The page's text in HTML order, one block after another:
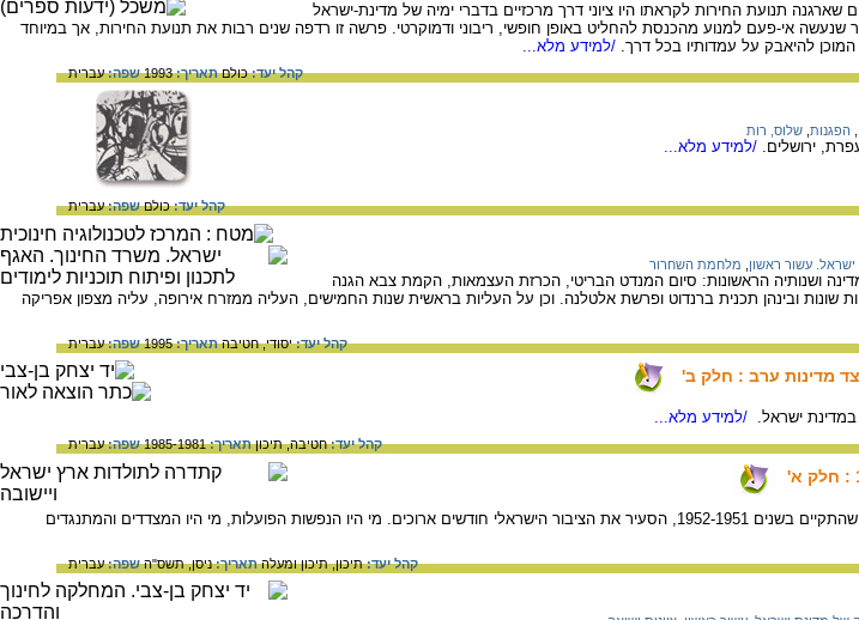
תנועת החירות לקראתו היו ציוני דרך מרכזיים בדברי ימיה של מדינת-ישראל
שנעשה אי-פעם למנוע מהכנסת להחליט באופן חופשי, ריבוני ודמוקרטי. פרשה זו רדפה שנים רבות את תנועת החירות, אך במיוחד
להיאבק על עמדותיו בכל דרך. /למידע מלא...
קהל יעד:כולםתאריך:1993 שפה:עברית
הפגנות שלוס, רות
/למידע מלא...
קהל יעד:כולםשפה:עברית
עשור ראשון מלחמת השחרור
ושנותיה הראשונות: סיום המנדט הבריטי, הכרזת העצמאות, הקמת צבא הגנה
ובינהן תכנית ברנדוט ופרשת אלטלנה. וכן על העליות בראשית שנות החמישים, העליה ממזרח אירופה, עליה מצפון אפריקה
קהל יעד:יסודי,חטיבהתאריך:1995 שפה:עברית
מדינות ערב : חלק ב'
ישראל. /למידע מלא...
קהל יעד:חטיבה,תיכוןתאריך:1985-1981 שפה:עברית
הוויכוח על המשא ומתן הישיר עם גרמניה בנושא השילומים, שהתקיים בשנים 1952-1951, הסעיר את הציבור הישראלי חודשים ארוכים. מי היו הנפשות הפועלות, מי היו המצדדים והמתנגדים
קהל יעד:תיכון,תיכון ומעלהתאריך:ניסן, תשס"השפה:עברית